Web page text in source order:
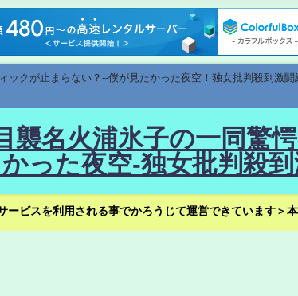
クが止まらない？--僕が見たかった夜空！独女批判殺到激
名火浦氷子の一同驚
った夜空-独女批判殺
ビスを利用される事でかろうじて運営できています＞